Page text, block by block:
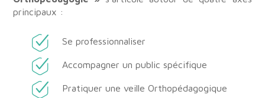
principaux :
Se professionnaliser
Accompagner un public spécifique
Pratiquer une veille Orthopédagogique